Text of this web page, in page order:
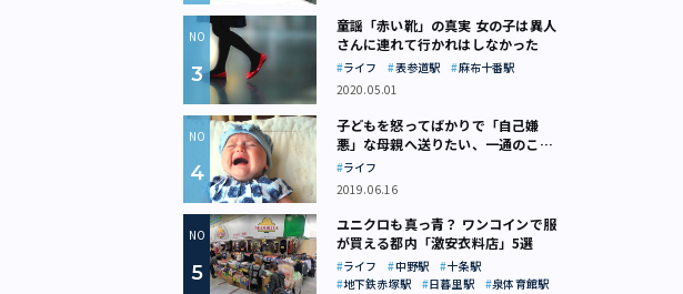
童謡「赤い靴」の真実 女の子は異人
さんに連れて行かれはしなかった
ライフ 表参道駅
麻布十番駅
2020.05.01
子どもを怒ってばかりで「自己嫌
悪」な母親へ送りたい、一通のここ
ろの処方箋
ライフ
2019.06.16
ユニクロも真っ青？ ワンコインで服
が買える都内「激安衣料店」5選
ライフ 中野駅
十条駅
地下鉄赤塚駅
日暮里駅
泉体育館駅